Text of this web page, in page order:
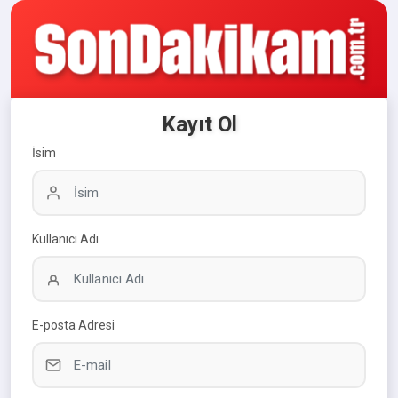
Kayıt Ol
İsim
Kullanıcı Adı
E-posta Adresi